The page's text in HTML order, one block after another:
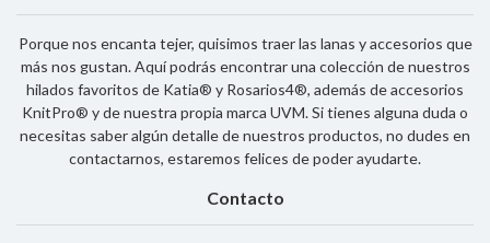
Porque nos encanta tejer, quisimos traer las lanas y accesorios que
más nos gustan. Aquí podrás encontrar una colección de nuestros
hilados favoritos de Katia® y Rosarios4®, además de accesorios
KnitPro® y de nuestra propia marca UVM. Si tienes alguna duda o
necesitas saber algún detalle de nuestros productos, no dudes en
contactarnos, estaremos felices de poder ayudarte.
Contacto